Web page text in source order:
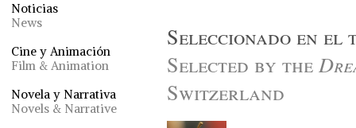
Noticias
News
Cine y Animación
Film & Animation
Novela y Narrativa
Novels & Narrative
Seleccionado en
Selected by the
Switzerland